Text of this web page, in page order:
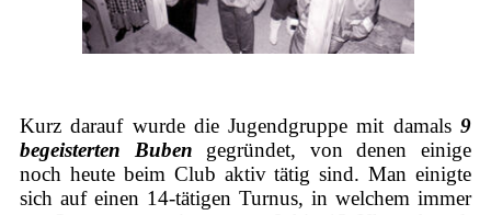
Kurz darauf wurde die Jugendgruppe mit damals 9
begeisterten Buben gegründet, von denen einige
noch heute beim Club aktiv tätig sind. Man einigte
sich auf einen 14-tätigen Turnus, in welchem immer